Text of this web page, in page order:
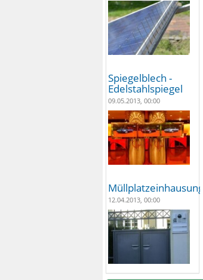
Spiegelblech -
Edelstahlspiegel
09.05.2013, 00:00
12.04.2013, 00:00